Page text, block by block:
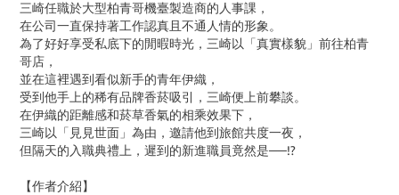
三崎任職於大型柏青哥機臺製造商的人事課，
在公司一直保持著工作認真且不通人情的形象。
為了好好享受私底下的閒暇時光，三崎以「真實樣貌」前往柏青
哥店，
並在這裡遇到看似新手的青年伊織，
受到他手上的稀有品牌香菸吸引，三崎便上前攀談。
在伊織的距離感和菸草香氣的相乘效果下，
三崎以「見見世面」為由，邀請他到旅館共度一夜，
但隔天的入職典禮上，遲到的新進職員竟然是──!?
【作者介紹】